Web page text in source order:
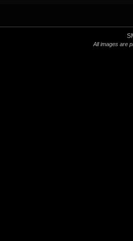
All images are